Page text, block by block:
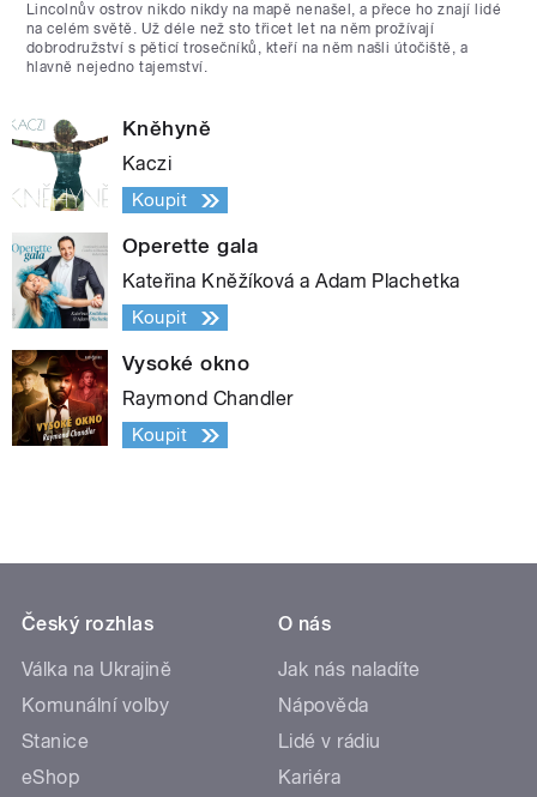
Lincolnův ostrov nikdo nikdy na mapě nenašel, a přece ho znají lidé
na celém světě. Už déle než sto třicet let na něm prožívají
dobrodružství s pěticí trosečníků, kteří na něm našli útočiště, a
hlavně nejedno tajemství.
Kněhyně
Kaczi
Koupit
Operette gala
Kateřina Kněžíková a Adam Plachetka
Koupit
Vysoké okno
Raymond Chandler
Koupit
Český rozhlas
Válka na Ukrajině
Komunální volby
Stanice
eShop
O nás
Jak nás naladíte
Nápověda
Lidé v rádiu
Kariéra